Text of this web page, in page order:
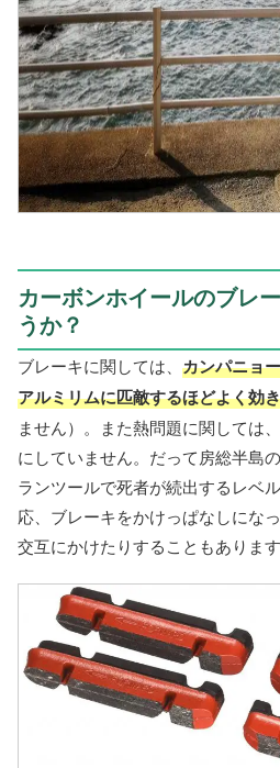
カーボンホイールのブレ
うか？
ブレーキに関しては、 カンパニョ
アルミリムに匹敵するほどよく効
ません）。また熱問題に関しては
にしていません。だって房総半島
ランツールで死者が続出するレベ
応、ブレーキをかけっぱなしにな
交互にかけたりすることもあります